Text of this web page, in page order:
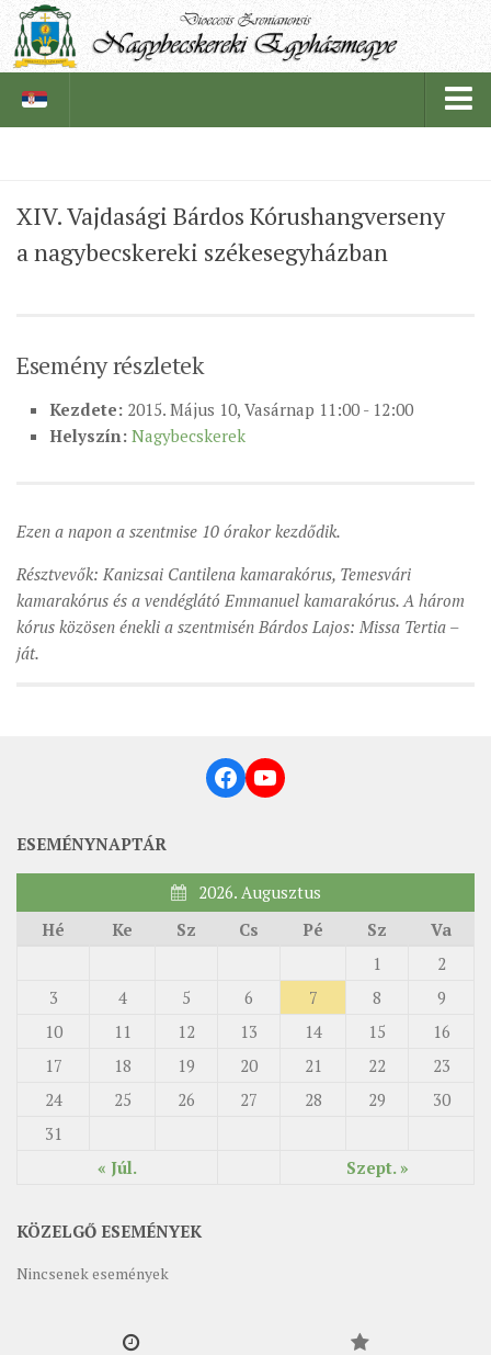
PÜSPÖK
TÖRTÉNELEM
LELKIPÁSZTOROK
SZERZETESRENDEK
IN MEMORIAM
ÉSZAKI ESPERESSÉG
KÖZPONTI ESPERESSÉG
DÉLI ESPERESSÉG
ARCHÍVUM
PÜSPÖKI DEKRÉTUM
ZSINATI IRODA
KOORDINÁLÓ BIZOTTSÁG
MUNKADOKUMENTUMOK
ZSINATI HÍREK-ÚJSÁG
PASZTORÁLSZOCIOLÓGIAI FELMÉRÉS
„GYERMEKVÉDELMI” KIHÍVÁSOK KÁNONJOGI
MEGKÖZELÍTÉSBEN
XIV. Vajdasági Bárdos Kórushangverseny
a nagybecskereki székesegyházban
Esemény részletek
Kezdete: 2015. Május 10, Vasárnap 11:00 - 12:00
Helyszín: Nagybecskerek
Ezen a napon a szentmise 10 órakor kezdődik.
Résztvevők: Kanizsai Cantilena kamarakórus, Temesvári
kamarakórus és a vendéglátó Emmanuel kamarakórus. A három
kórus közösen énekli a szentmisén Bárdos Lajos: Missa Tertia –
ját.
Facebook
YouTube
ESEMÉNYNAPTÁR
2026. Augusztus
Hé
Ke Sz Cs Pé Sz Va
« Júl. Szept. »
1
2
3
4 5 6 7 8
9
10
11 12 13 14 15
16
17
18 19 20 21 22
23
24
25 26 27 28 29
30
31
KÖZELGŐ ESEMÉNYEK
Nincsenek események